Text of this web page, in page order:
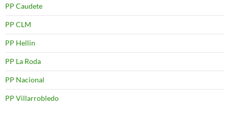
PP Caudete
PP CLM
PP Hellin
PP La Roda
PP Nacional
PP Villarrobledo